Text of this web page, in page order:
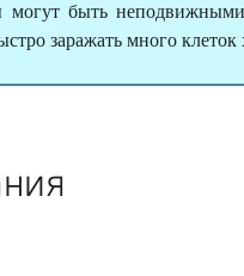
могут быть
заражать много клеток